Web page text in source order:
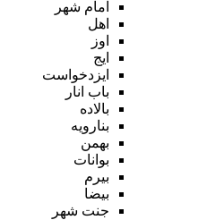
امام شهر
اهل
اوز
ایج
ایزدخواست
باب انار
بالاده
بنارویه
بهمن
بوانات
بیرم
بیضا
جنت شهر